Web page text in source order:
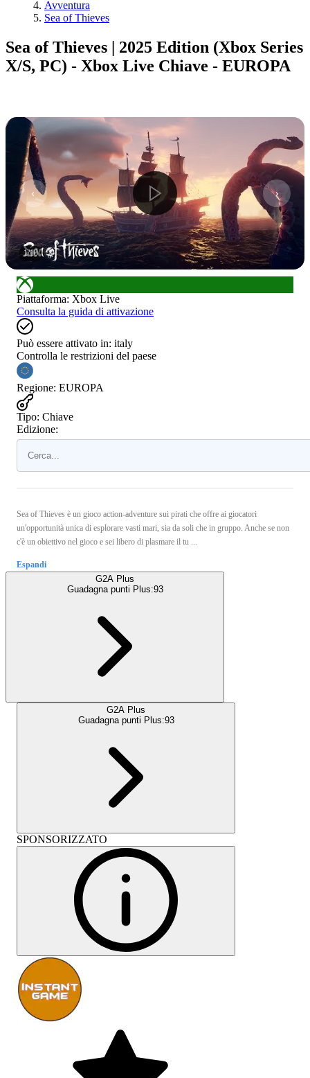
Avventura
Sea of Thieves
Sea of Thieves | 2025 Edition (Xbox Series
X/S, PC) - Xbox Live Chiave - EUROPA
1/10
Piattaforma: Xbox Live
Consulta la guida di attivazione
Può essere attivato in: italy
Controlla le restrizioni del paese
Regione: EUROPA
Tipo: Chiave
Edizione:
Sea of Thieves è un gioco action-adventure sui pirati che offre ai giocatori
un'opportunità unica di esplorare vasti mari, sia da soli che in gruppo. Anche se non
c'è un obiettivo nel gioco e sei libero di plasmare il tu ...
Espandi
G2A Plus
Guadagna punti Plus:93
G2A Plus
Guadagna punti Plus:93
SPONSORIZZATO